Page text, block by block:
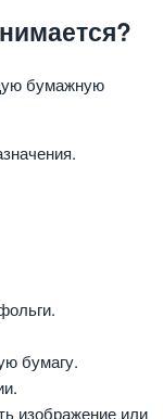
бумажную
бумагу.
изображение или